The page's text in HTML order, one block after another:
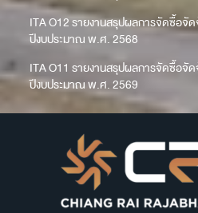
ITA O12 รายงานสรุปผลการจัดซื้อจัด
ปีงบประมาณ พ.ศ. 2568
ITA O11 รายงานสรุปผลการจัดซื้อจัด
ปีงบประมาณ พ.ศ. 2569